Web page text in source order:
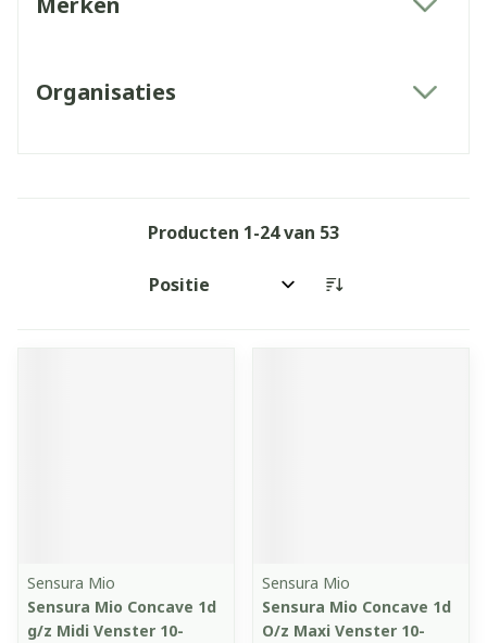
Organisaties
Producten 1-24van 53
Sorteer op:
Sensura Mio
Sensura Mio Concave 1d
g/z Midi Venster 10-
Sensura Mio
Sensura Mio Concave 1d
O/z Maxi Venster 10-